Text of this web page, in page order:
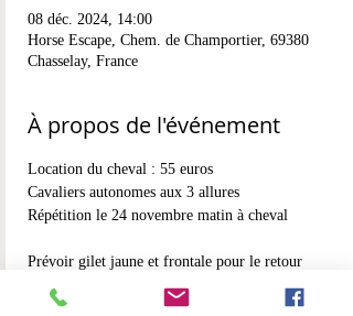
08 déc. 2024, 14:00
Horse Escape, Chem. de Champortier, 69380
Chasselay, France
À propos de l'événement
Location du cheval : 55 euros
Cavaliers autonomes aux 3 allures
Répétition le 24 novembre matin à cheval
Prévoir gilet jaune et frontale pour le retour
Rdv a 14h poir un départ à 16h